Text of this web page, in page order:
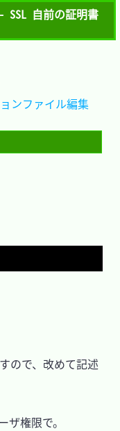
SSL 自前の証明書
ので、改めて記述
権限で。